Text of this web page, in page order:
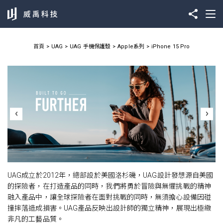
首頁 UAG UAG 手機保護殼 Apple系列 iPhone 15 Pro
UAG成立於2012年，總部設於美國洛杉磯，UAG設計發想源自美國
的探險者，在打造產品的同時，我們將勇於冒險與無懼挑戰的精神
融入產品中，讓全球探險者在面對挑戰的同時，無須擔心設備因碰
撞摔落造成損害。UAG產品反映出設計師的獨立精神，展現出極緻
非凡的工藝品質。